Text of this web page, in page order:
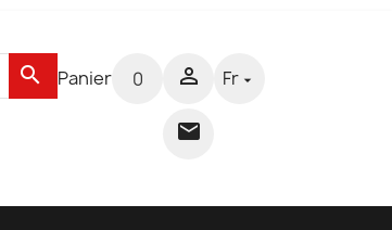
search Panier 0 

Fr 